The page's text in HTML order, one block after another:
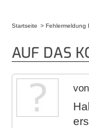
Startseite Fehlermeldung
AUF DAS